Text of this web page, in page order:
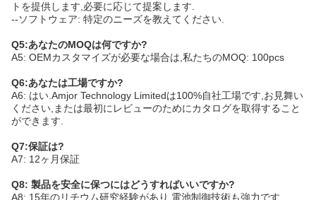
トを提供します,必要に応じて提案します.
--ソフトウェア: 特定のニーズを教えてください.
Q5:あなたのMOQは何ですか?
A5: OEMカスタマイズが必要な場合は,私たちのMOQ: 100pcs
Q6:あなたは工場ですか?
A6: はい.Amjor Technology Limitedは100%自社工場です,お見舞い
ください,または最初にレビューのためにカタログを取得すること
ができます.
Q7:保証は?
A7: 12ヶ月保証
Q8: 製品を安全に保つにはどうすればいいですか?
A8: 15年のリチウム研究経験があり 電池制御技術も強力です